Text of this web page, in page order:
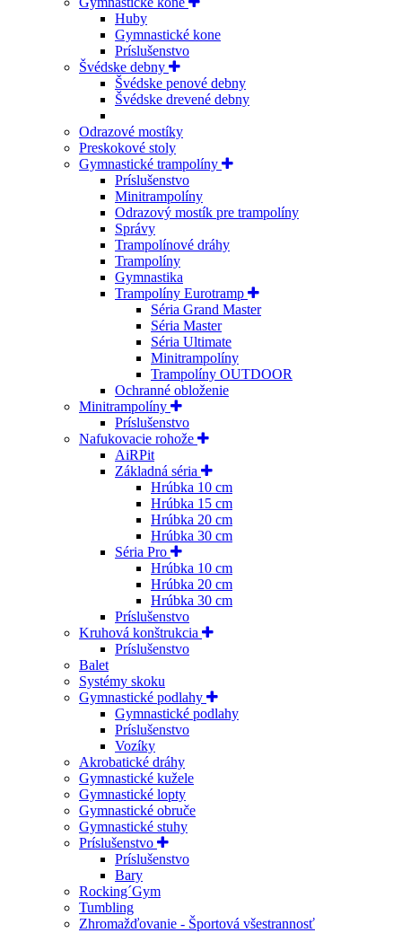
Huby
Gymnastické kone
Príslušenstvo
Švédske debny
Švédske penové debny
Švédske drevené debny
Odrazové mostíky
Preskokové stoly
Gymnastické trampolíny
Príslušenstvo
Minitrampolíny
Odrazový mostík pre trampolíny
Správy
Trampolínové dráhy
Trampolíny
Gymnastika
Trampolíny Eurotramp
Séria Grand Master
Séria Master
Séria Ultimate
Minitrampolíny
Trampolíny OUTDOOR
Ochranné obloženie
Minitrampolíny
Príslušenstvo
Nafukovacie rohože
AiRPit
Základná séria
Hrúbka 10 cm
Hrúbka 15 cm
Hrúbka 20 cm
Hrúbka 30 cm
Séria Pro
Hrúbka 10 cm
Hrúbka 20 cm
Hrúbka 30 cm
Príslušenstvo
Kruhová konštrukcia
Príslušenstvo
Balet
Systémy skoku
Gymnastické podlahy
Gymnastické podlahy
Príslušenstvo
Vozíky
Akrobatické dráhy
Gymnastické kužele
Gymnastické lopty
Gymnastické obruče
Gymnastické stuhy
Príslušenstvo
Príslušenstvo
Bary
Rocking´Gym
Tumbling
Zhromažďovanie - Športová všestrannosť